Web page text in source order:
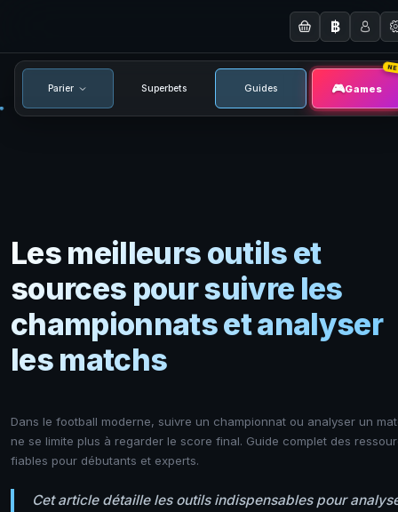
฿
Parier Superbets Guides Games
Les meilleurs outils et
sources pour suivre les
championnats et analyser
les matchs
Dans le football moderne, suivre un championnat ou analyser un
ne se limite plus à regarder le score final. Guide complet des
fiables pour débutants et experts.
Cet article détaille les outils indispensables pour